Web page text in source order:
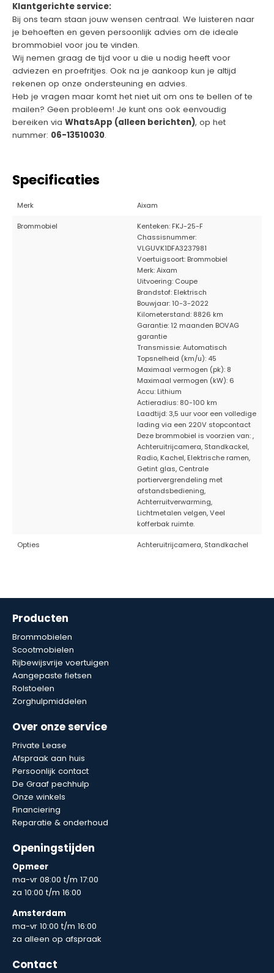
Klantgerichte service:
Bij ons team staan jouw wensen centraal. We luisteren naar
je behoeften en geven persoonlijk advies om de ideale
brommobiel voor jou te vinden.
Wij nemen graag de tijd voor u die u nodig heeft voor
adviezen en proefritjes. Ook na je aankoop kun je altijd
rekenen op onze ondersteuning en advies.
Heb je vragen maar komt het niet uit om ons te bellen of te
mailen? Geen probleem! Je kunt ons ook eenvoudig
bereiken via WhatsApp (alleen berichten), op het
nummer: 06-13510030.
Specificaties
Merk Aixam
Brommobiel
Kenteken: FKJ-25-F
Chassisnummer:
VLGUVK1DFA3237981
Voertuigsoort: Brommobiel
Merk: Aixam
Uitvoering: Coupe
Brandstof: Elektrisch
Bouwjaar: 10-3-2022
Kilometerstand: 8826 km
Garantie: 12 maanden BOVAG
garantie
Transmissie: Automatisch
Topsnelheid (km/u): 45
Maximaal vermogen (pk): 8
Maximaal vermogen (kW): 6
Accu: Lithium
Actieradius: 80-100 km
Laadtijd: 3,5 uur voor een volledige
lading via een 220V stopcontact
Deze brommobiel is voorzien van: ,
Achteruitrijcamera, Standkackel,
Radio, Kachel, Elektrische ramen,
Getint glas, Centrale
portiervergrendeling met
afstandsbediening,
Achterruitverwarming,
Lichtmetalen velgen, Veel
kofferbak ruimte.
Opties Achteruitrijcamera, Standkachel
Producten
Brommobielen
Scootmobielen
Rijbewijsvrije voertuigen
Aangepaste fietsen
Rolstoelen
Zorghulpmiddelen
Over onze service
Private Lease
Afspraak aan huis
Persoonlijk contact
De Graaf pechhulp
Onze winkels
Financiering
Reparatie & onderhoud
Openingstijden
Opmeer
ma-vr 08:00 t/m 17:00
za 10:00 t/m 16:00
Amsterdam
ma-vr 10:00 t/m 16:00
za alleen op afspraak
Contact